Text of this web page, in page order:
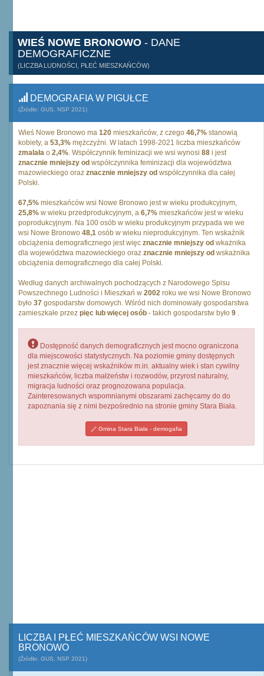
WIEŚ NOWE BRONOWO - DANE
DEMOGRAFICZNE
(LICZBA LUDNOŚCI, PŁEĆ MIESZKAŃCÓW)
DEMOGRAFIA W PIGUŁCE
(Źródło: GUS, NSP 2021)
Wieś Nowe Bronowo ma 120 mieszkańców, z czego 46,7% stanowią
kobiety, a 53,3% mężczyźni. W latach 1998-2021 liczba mieszkańców
zmalała o 2,4%. Współczynnik feminizacji we wsi wynosi 88 i jest
znacznie mniejszy od współczynnika feminizacji dla województwa
mazowieckiego oraz znacznie mniejszy od współczynnika dla całej
Polski.
67,5% mieszkańców wsi Nowe Bronowo jest w wieku produkcyjnym,
25,8% w wieku przedprodukcyjnym, a 6,7% mieszkańców jest w wieku
poprodukcyjnym. Na 100 osób w wieku produkcyjnym przypada we we
wsi Nowe Bronowo 48,1 osób w wieku nieprodukcyjnym. Ten wskaźnik
obciążenia demograficznego jest więc znacznie mniejszy od wkażnika
dla województwa mazowieckiego oraz znacznie mniejszy od wskażnika
obciążenia demograficznego dla całej Polski.
Według danych archiwalnych pochodzących z Narodowego Spisu
Powszechnego Ludności i Mieszkań w 2002 roku we wsi Nowe Bronowo
było 37 gospodarstw domowych. Wśród nich dominowały gospodarstwa
zamieszkałe przez pięc lub więcej osób - takich gospodarstw było 9 .
Dostępność danych demograficznych jest mocno ograniczona
dla miejscowości statystycznych. Na poziomie gminy dostępnych
jest znacznie więcej wskaźników m.in. aktualny wiek i stan cywilny
mieszkańców, liczba małżeństw i rozwodów, przyrost naturalny,
migracja ludności oraz prognozowana populacja.
Zainteresowanych wspomnianymi obszarami zachęcamy do do
zapoznania się z nimi bezpośrednio na stronie gminy Stara Biała.
Gmina Stara Biała - demogafia
LICZBA I PŁEĆ MIESZKAŃCÓW WSI NOWE
BRONOWO
(Źródło: GUS, NSP 2021)